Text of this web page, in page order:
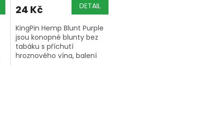
24 Kč DETAIL
KingPin Hemp Blunt Purple
jsou konopné blunty bez
tabáku s příchutí
hroznového vína, balení